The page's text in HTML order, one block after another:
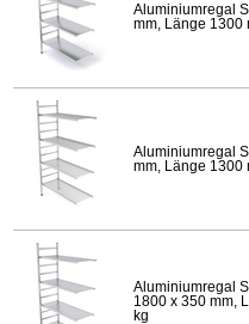
Aluminiumregal
mm, Länge 1300
Aluminiumregal
mm, Länge 1300
Aluminiumregal
1800 x 350 mm,
kg